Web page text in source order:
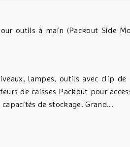
outils à main (Packout Side
lampes, outils avec clip de
de caisses Packout pour
de stockage. Grand...